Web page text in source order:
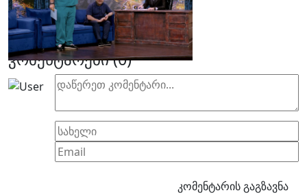
ივნისი 14, 2025
0
4
კომენტარები (0)
კომენტარის გაგზავნა